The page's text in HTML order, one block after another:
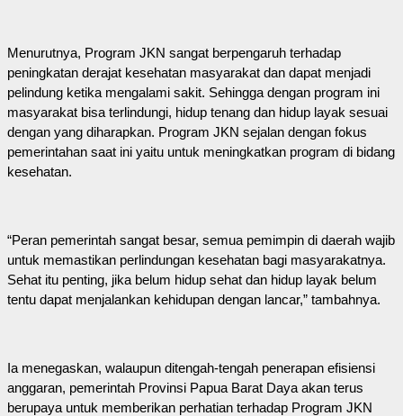
Menurutnya, Program JKN sangat berpengaruh terhadap
peningkatan derajat kesehatan masyarakat dan dapat menjadi
pelindung ketika mengalami sakit. Sehingga dengan program ini
masyarakat bisa terlindungi, hidup tenang dan hidup layak sesuai
dengan yang diharapkan. Program JKN sejalan dengan fokus
pemerintahan saat ini yaitu untuk meningkatkan program di bidang
kesehatan.
“Peran pemerintah sangat besar, semua pemimpin di daerah wajib
untuk memastikan perlindungan kesehatan bagi masyarakatnya.
Sehat itu penting, jika belum hidup sehat dan hidup layak belum
tentu dapat menjalankan kehidupan dengan lancar,” tambahnya.
Ia menegaskan, walaupun ditengah-tengah penerapan efisiensi
anggaran, pemerintah Provinsi Papua Barat Daya akan terus
berupaya untuk memberikan perhatian terhadap Program JKN